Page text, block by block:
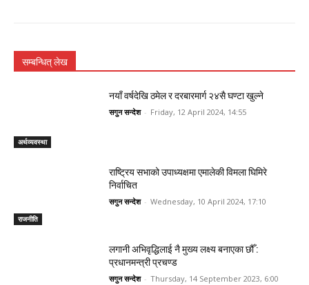
सम्बन्धित् लेख
अर्थव्यवस्था
नयाँ वर्षदेखि ठमेल र दरबारमार्ग २४सै घण्टा खुल्ने
सगुन सन्देश - Friday, 12 April 2024, 14:55
राजनीति
राष्ट्रिय सभाको उपाध्यक्षमा एमालेकी विमला घिमिरे
निर्वाचित
सगुन सन्देश - Wednesday, 10 April 2024, 17:10
लगानी अभिवृद्धिलाई नै मुख्य लक्ष्य बनाएका छौँ :
प्रधानमन्त्री प्रचण्ड
सगुन सन्देश - Thursday, 14 September 2023, 6:00